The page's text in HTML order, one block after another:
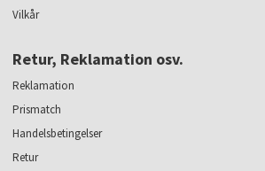
Vilkår
Retur, Reklamation osv.
Reklamation
Prismatch
Handelsbetingelser
Retur